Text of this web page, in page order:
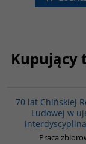
Kupujący
70 lat Chińskiej
Ludowej w
Praca